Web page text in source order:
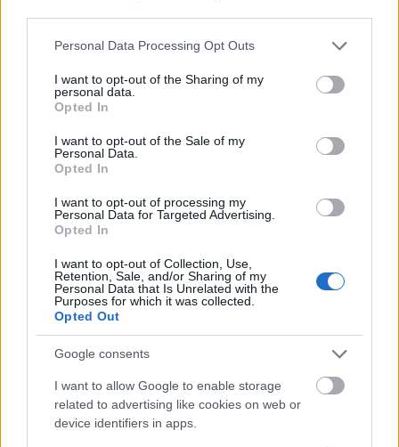
Please note that this website/app uses one or more Google
not limited to your visit or usage behaviour. You may click to
grant or deny consent to Google and its third-party tags to
use your data for below specified purposes in below Google
consent section.
Personal Data Processing Opt Outs
I want to opt-out of the Sharing of my
personal data.
Opted In
I want to opt-out of the Sale of my
Personal Data.
Opted In
I want to opt-out of processing my
Personal Data for Targeted Advertising.
Opted In
I want to opt-out of Collection, Use,
Retention, Sale, and/or Sharing of my
Personal Data that Is Unrelated with the
Purposes for which it was collected.
Opted Out
Google consents
I want to allow Google to enable storage
related to advertising like cookies on web or
device identifiers in apps.
Πηγή: ΑΠΕ - ΜΠΕ
Ακολουθήστε τοinsider.gr στο Google News
και μάθετε
πρώτοι όλες τις